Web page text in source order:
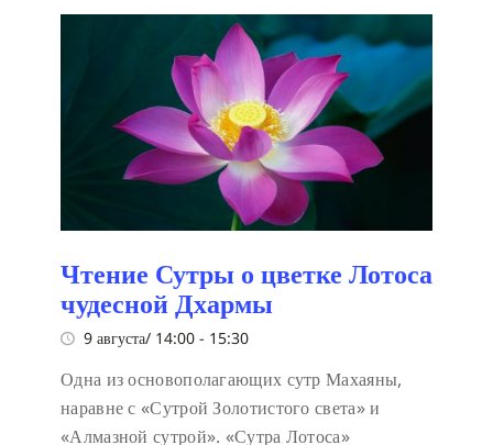
Чтение Сутры о цветке Лотоса
чудесной Дхармы
9 августа/ 14:00 - 15:30
Одна из основополагающих сутр Махаяны,
наравне с «Сутрой Золотистого света» и
«Алмазной сутрой». «Сутра Лотоса»